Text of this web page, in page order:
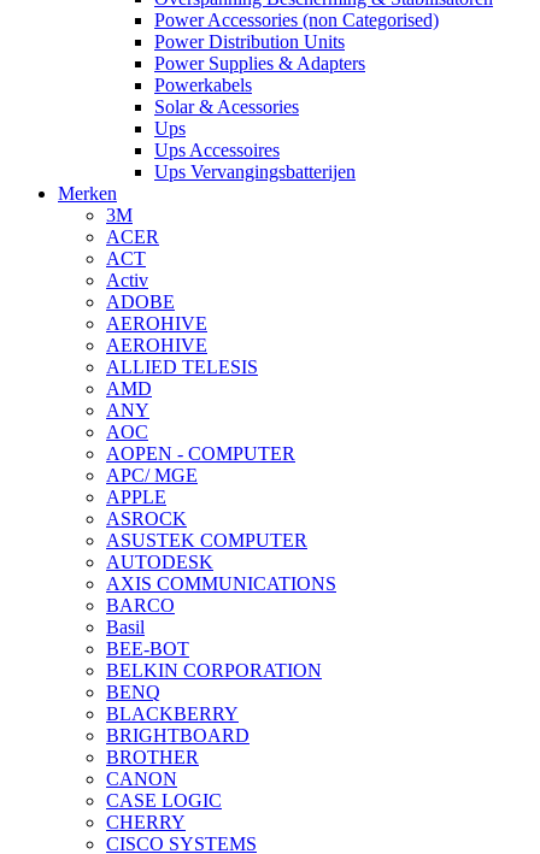
Power Accessories (non Categorised)
Power Distribution Units
Power Supplies & Adapters
Powerkabels
Solar & Acessories
Ups
Ups Accessoires
Ups Vervangingsbatterijen
Merken
3M
ACER
ACT
Activ
ADOBE
AEROHIVE
AEROHIVE
ALLIED TELESIS
AMD
ANY
AOC
AOPEN - COMPUTER
APC/ MGE
APPLE
ASROCK
ASUSTEK COMPUTER
AUTODESK
AXIS COMMUNICATIONS
BARCO
Basil
BEE-BOT
BELKIN CORPORATION
BENQ
BLACKBERRY
BRIGHTBOARD
BROTHER
CANON
CASE LOGIC
CHERRY
CISCO SYSTEMS